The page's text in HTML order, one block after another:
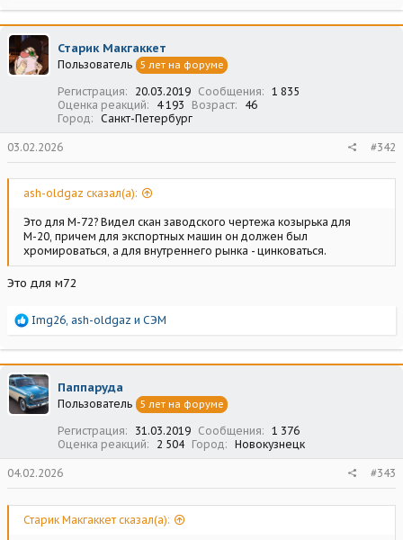
а
к
ц
и
и
Старик Макгаккет
Пользователь 5 лет на форуме
Регистрация 20.03.2019 Сообщения
1 835
Оценка реакций
4 193 Возраст
46
Город
Санкт-Петербург
03.02.2026 #342
ash-oldgaz сказал(а):
Это для М-72? Видел скан заводского чертежа козырька для
М-20, причем для экспортных машин он должен был
хромироваться, а для внутреннего рынка - цинковаться.
Это для м72
Р
а
к
ц
и
и
Img26, ash-oldgaz и СЭМ
Паппаруда
Пользователь 5 лет на форуме
Регистрация 31.03.2019 Сообщения
1 376
Оценка реакций
2 504 Город Новокузнецк
04.02.2026 #343
Старик Макгаккет сказал(а):